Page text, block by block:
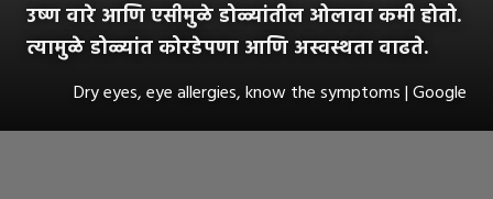
उष्ण वारे आणि एसीमुळे डोळ्यांतील ओलावा कमी होतो.
त्यामुळे डोळ्यांत कोरडेपणा आणि अस्वस्थता वाढते.
Dry eyes, eye allergies, know the symptoms | Google